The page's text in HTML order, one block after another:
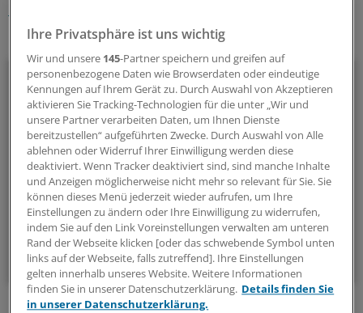
Ihr Newsletter zum Thema
Beruf & Alltag
Die Sonntagslektüre: Lesen Sie Wissenswertes und
Nützliches für Ihre tägliche Arbeit, lassen Sie sich von
Kolleginnen und Kollegen inspirieren - und seien Sie immer
einen Schritt voraus.
wöchentlich (Sonntag)
Zum Abonnieren bitte anmelden
Ihre Privatsphäre ist uns wichtig
Wir und unsere 145-Partner speichern und greifen auf
personenbezogene Daten wie Browserdaten oder eindeutige
Kennungen auf Ihrem Gerät zu. Durch Auswahl von Akzeptieren
aktivieren Sie Tracking-Technologien für die unter „Wir und
unsere Partner verarbeiten Daten, um Ihnen Dienste
bereitzustellen“ aufgeführten Zwecke. Durch Auswahl von Alle
ablehnen oder Widerruf Ihrer Einwilligung werden diese
deaktiviert. Wenn Tracker deaktiviert sind, sind manche Inhalte
und Anzeigen möglicherweise nicht mehr so relevant für Sie. Sie
können dieses Menü jederzeit wieder aufrufen, um Ihre
Einstellungen zu ändern oder Ihre Einwilligung zu widerrufen,
indem Sie auf den Link Voreinstellungen verwalten am unteren
Rand der Webseite klicken [oder das schwebende Symbol unten
links auf der Webseite, falls zutreffend]. Ihre Einstellungen
gelten innerhalb unseres Website. Weitere Informationen
finden Sie in unserer Datenschutzerklärung. Details finden Sie
in unserer Datenschutzerklärung.